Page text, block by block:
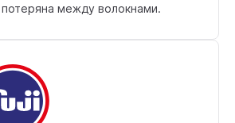
между волокнами.